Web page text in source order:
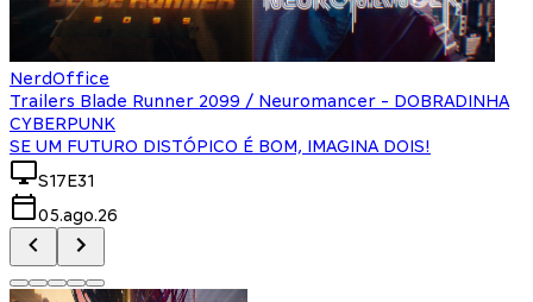
NerdOffice
Trailers Blade Runner 2099 / Neuromancer - DOBRADINHA
CYBERPUNK
SE UM FUTURO DISTÓPICO É BOM, IMAGINA DOIS!
S17E31
05.ago.26